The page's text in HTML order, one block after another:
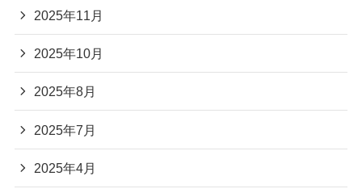
2025年11月
2025年10月
2025年8月
2025年7月
2025年4月